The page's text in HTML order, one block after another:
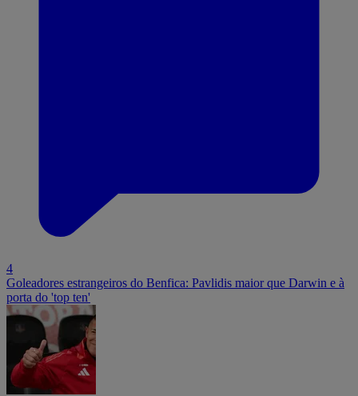
4
Goleadores estrangeiros do Benfica: Pavlidis maior que Darwin e à
porta do 'top ten'